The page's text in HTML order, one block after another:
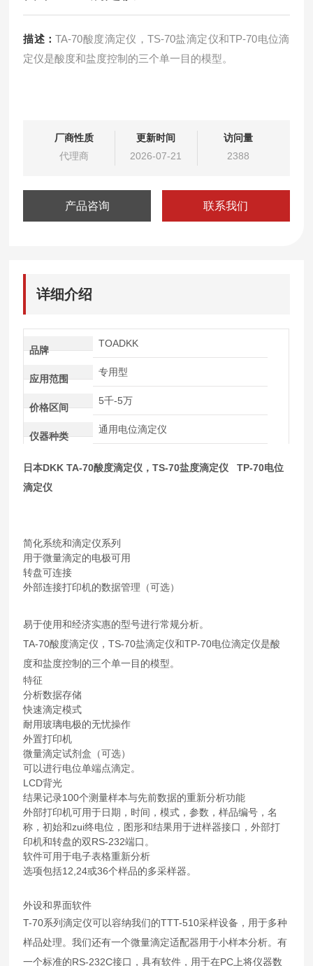
描述：TA-70酸度滴定仪，TS-70盐滴定仪和TP-70电位滴
定仪是酸度和盐度控制的三个单一目的模型。
厂商性质
代理商
更新时间
2026-07-21
访问量
2388
产品咨询 联系我们
详细介绍
品牌
TOADKK
应用范围
专用型
价格区间
5千-5万
仪器种类
通用电位滴定仪
日本DKK TA-70酸度滴定仪，TS-70盐度滴定仪 TP-70电位
滴定仪
简化系统和滴定仪系列
用于微量滴定的电极可用
转盘可连接
外部连接打印机的数据管理（可选）
易于使用和经济实惠的型号进行常规分析。
TA-70酸度滴定仪，TS-70盐滴定仪和TP-70电位滴定仪是酸
度和盐度控制的三个单一目的模型。
特征
分析数据存储
快速滴定模式
耐用玻璃电极的无忧操作
外置打印机
微量滴定试剂盒（可选）
可以进行电位单端点滴定。
LCD背光
结果记录100个测量样本与先前数据的重新分析功能
外部打印机可用于日期，时间，模式，参数，样品编号，名
称，初始和zui终电位，图形和结果用于进样器接口，外部打
印机和转盘的双RS-232端口。
软件可用于电子表格重新分析
选项包括12,24或36个样品的多采样器。
外设和界面软件
T-70系列滴定仪可以容纳我们的TTT-510采样设备，用于多种
样品处理。我们还有一个微量滴定适配器用于小样本分析。有
一个标准的RS-232C接口，具有软件，用于在PC上将仪器数